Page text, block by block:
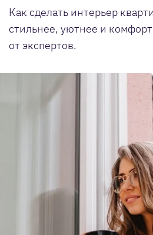
Как сделать интерьер
стильнее, уютнее и
от экспертов.